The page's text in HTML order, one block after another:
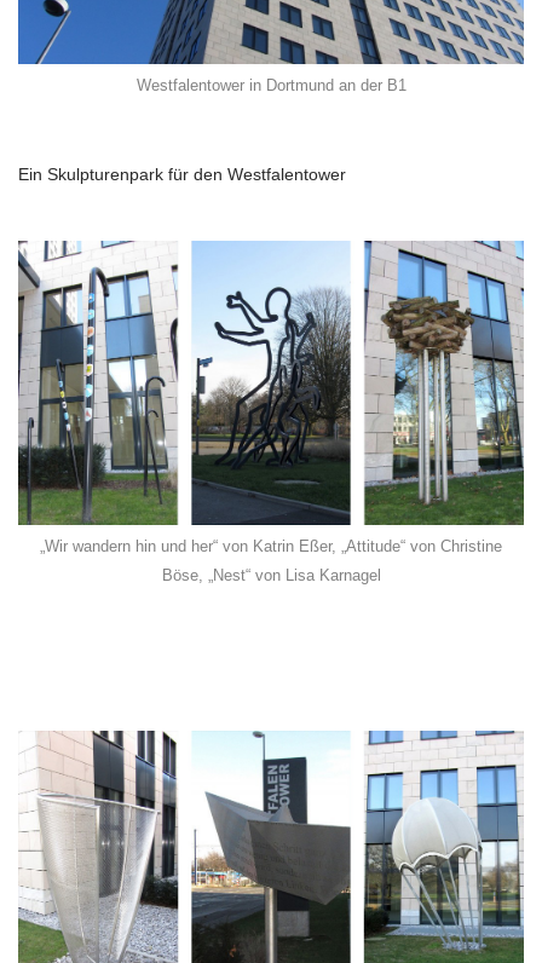
Westfalentower in Dortmund an der B1
Ein Skulpturenpark für den Westfalentower
„Wir wandern hin und her“ von Katrin Eßer, „Attitude“ von Christine
Böse, „Nest“ von Lisa Karnagel